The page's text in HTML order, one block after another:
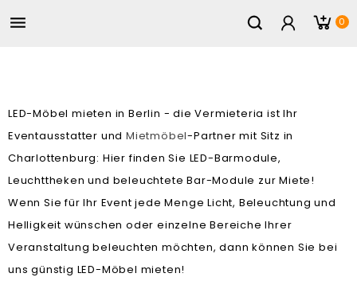
 0
LED-Möbel mieten in Berlin - die Vermieteria ist Ihr
Eventausstatter undMietmöbel-Partner mit Sitz in
Charlottenburg: Hier finden Sie LED-Barmodule,
Leuchttheken und beleuchtete Bar-Module zur Miete!
Wenn Sie für Ihr Event jede Menge Licht, Beleuchtung und
Helligkeit wünschen oder einzelne Bereiche Ihrer
Veranstaltung beleuchten möchten, dann können Sie bei
uns günstig LED-Möbel mieten!